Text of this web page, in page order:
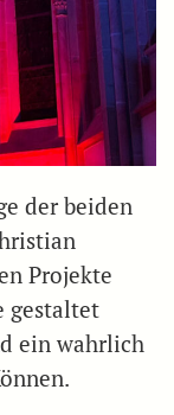
der beiden
Projekte
gestaltet
ein wahrlich